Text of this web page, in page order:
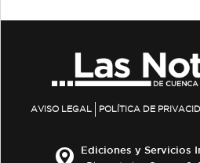
AVISO LEGAL POLÍTICA DE
Ediciones y Servicios